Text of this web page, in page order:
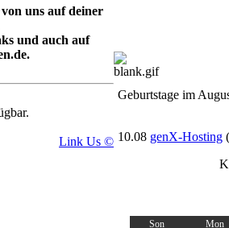
uns auf deiner
und auch auf
Link Us ©
Geburtstage im
10.08 genX-Hosting
Son Mon